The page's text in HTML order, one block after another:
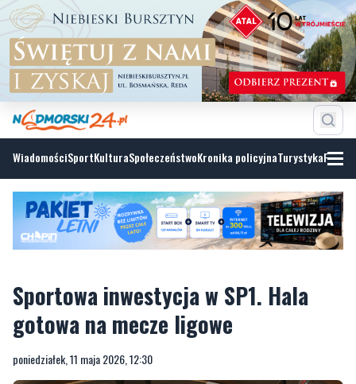
WiadomościSportKulturaSpołeczeństwoKronika policyjnaTurystyka
Sportowa inwestycja w SP1. Hala
gotowa na mecze ligowe
poniedziałek, 11 maja 2026, 12:30